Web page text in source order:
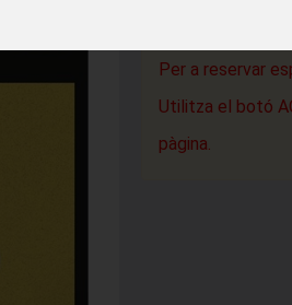
Per a reservar
Utilitza el botó
pàgina.